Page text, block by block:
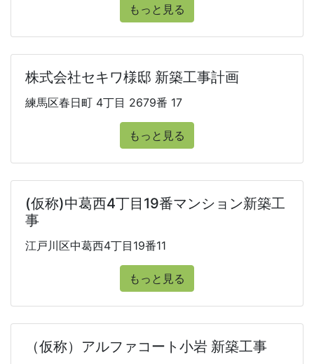
もっと見る
株式会社セキワ様邸 新築工事計画
練馬区春日町 4丁目 2679番 17
もっと見る
(仮称)中葛西4丁目19番マンション新築工
事
江戸川区中葛西4丁目19番11
もっと見る
（仮称）アルファコート小岩 新築工事